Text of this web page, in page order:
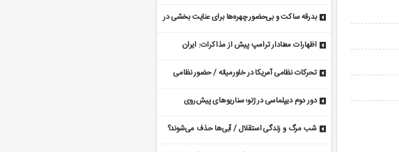
بدرقه ساکت و بی‌حضور چهره‌ها برای عنایت بخشی در
اظهارات معنادار ترامپ پیش از مذاکرات: ایران
تحرکات نظامی آمریکا در خاورمیانه / حضور نظامی
دور دوم دیپلماسی در ژنو؛ سناریوهای پیش‌روی
شب مرگ و زندگی استقلال / آبی‌ها حذف می‌شوند؟